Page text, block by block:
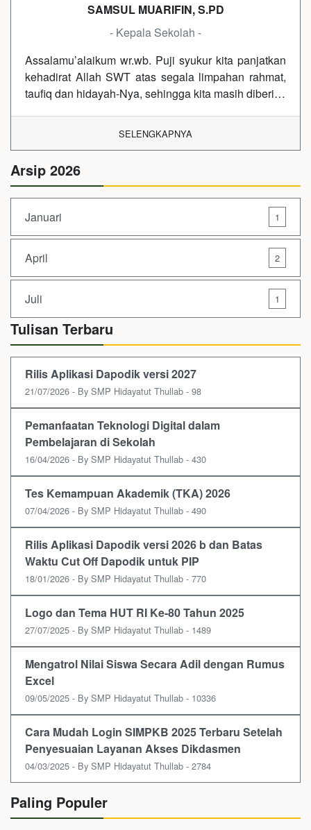
SAMSUL MUARIFIN, S.PD
- Kepala Sekolah -
Assalamu’alaikum wr.wb. Puji syukur kita panjatkan
kehadirat Allah SWT atas segala limpahan rahmat,
taufiq dan hidayah-Nya, sehingga kita masih diberi…
SELENGKAPNYA
Arsip 2026
Januari 1
April 2
Juli 1
Tulisan Terbaru
Rilis Aplikasi Dapodik versi 2027
21/07/2026 - By SMP Hidayatut Thullab - 98
Pemanfaatan Teknologi Digital dalam
Pembelajaran di Sekolah
16/04/2026 - By SMP Hidayatut Thullab - 430
Tes Kemampuan Akademik (TKA) 2026
07/04/2026 - By SMP Hidayatut Thullab - 490
Rilis Aplikasi Dapodik versi 2026 b dan Batas
Waktu Cut Off Dapodik untuk PIP
18/01/2026 - By SMP Hidayatut Thullab - 770
Logo dan Tema HUT RI Ke-80 Tahun 2025
27/07/2025 - By SMP Hidayatut Thullab - 1489
Mengatrol Nilai Siswa Secara Adil dengan Rumus
Excel
09/05/2025 - By SMP Hidayatut Thullab - 10336
Cara Mudah Login SIMPKB 2025 Terbaru Setelah
Penyesuaian Layanan Akses Dikdasmen
04/03/2025 - By SMP Hidayatut Thullab - 2784
Paling Populer